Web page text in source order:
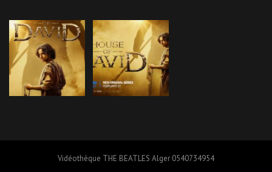
Vidéothèque THE BEATLES Alger 0540734954